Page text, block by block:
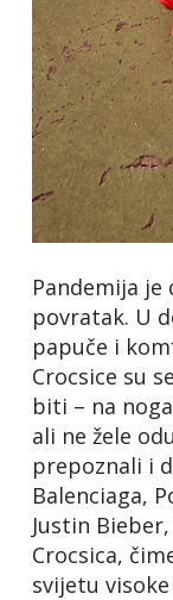
Pandemija
povratak. U
papuče i
Crocsice su
biti – na
ali ne žele
prepoznali i
Balenciaga,
Justin
Crocsica,
svijetu